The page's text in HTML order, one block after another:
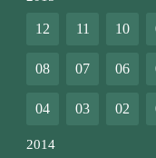
12 11 10
08 07 06
04 03 02
2014